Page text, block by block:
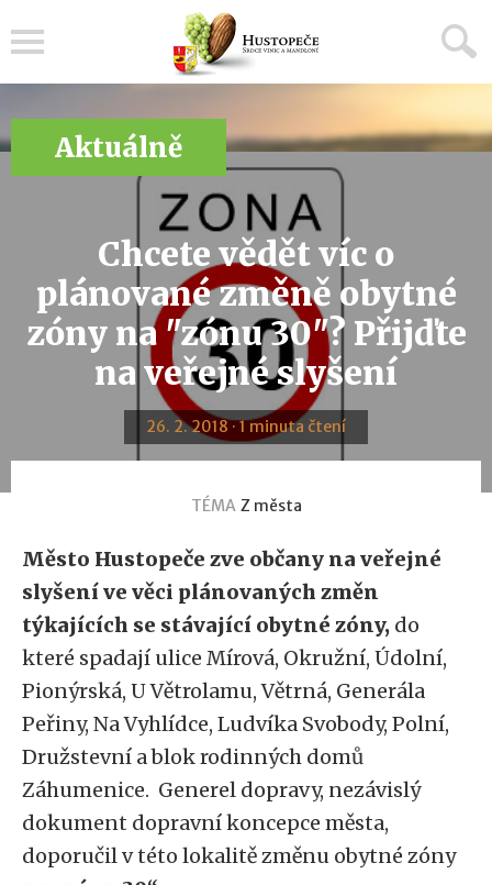
Aktuálně
Chcete vědět víc o
plánované změně obytné
zóny na "zónu 30"? Přijďte
na veřejné slyšení
26. 2. 2018 · 1 minuta čtení
TÉMA Z města
Město Hustopeče zve občany na veřejné
slyšení ve věci plánovaných změn
týkajících se stávající obytné zóny, do
které spadají ulice Mírová, Okružní, Údolní,
Pionýrská, U Větrolamu, Větrná, Generála
Peřiny, Na Vyhlídce, Ludvíka Svobody, Polní,
Družstevní a blok rodinných domů
Záhumenice. Generel dopravy, nezávislý
dokument dopravní koncepce města,
doporučil v této lokalitě změnu obytné zóny